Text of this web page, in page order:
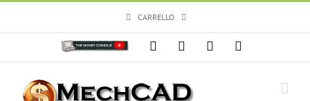
CARRELLO
Personalizzato Facebook Instagram